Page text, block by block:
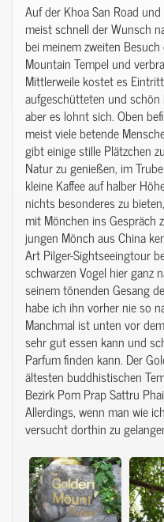
Auf der Khoa San Road
meist schnell der Wunsch
bei meinem zweiten
Mountain Tempel und
Mittlerweile kostet es
aufgeschütteten und
aber es lohnt sich. Oben
meist viele betende
gibt einige stille Plätzchen
Natur zu genießen, im
kleine Kaffee auf halber
nichts besonderes zu
mit Mönchen ins Gespräch
jungen Mönch aus China
Art Pilger-Sightseeingtour
schwarzen Vogel hier ganz
seinem tönenden Gesang
habe ich ihn vorher nie so
Manchmal ist unten vor
sehr gut essen kann und
Parfum finden kann. Der
ältesten buddhistischen
Bezirk Pom Prap Sattru
Allerdings, wenn man wie
versucht dorthin zu